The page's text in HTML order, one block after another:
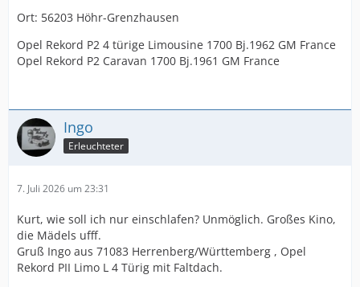
Ort: 56203 Höhr-Grenzhausen
Opel Rekord P2 4 türige Limousine 1700 Bj.1962 GM France
Opel Rekord P2 Caravan 1700 Bj.1961 GM France
Ingo
Erleuchteter
7. Juli 2026 um 23:31
Kurt, wie soll ich nur einschlafen? Unmöglich. Großes Kino,
die Mädels ufff.
Gruß Ingo aus 71083 Herrenberg/Württemberg , Opel
Rekord PII Limo L 4 Türig mit Faltdach.